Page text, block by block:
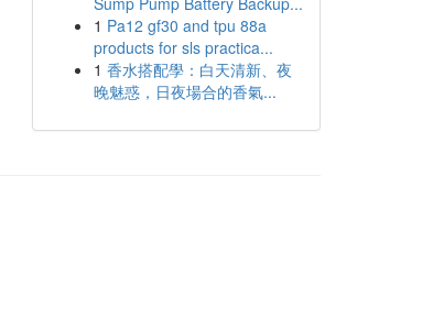
1 Pa12 gf30 and tpu 88a
products for sls practica...
1 香水搭配學：白天清新、夜
晚魅惑，日夜場合的香氣...